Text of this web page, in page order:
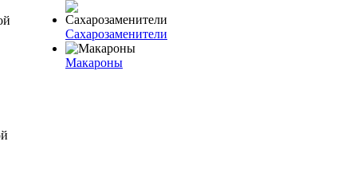
Сахарозаменители
Макароны